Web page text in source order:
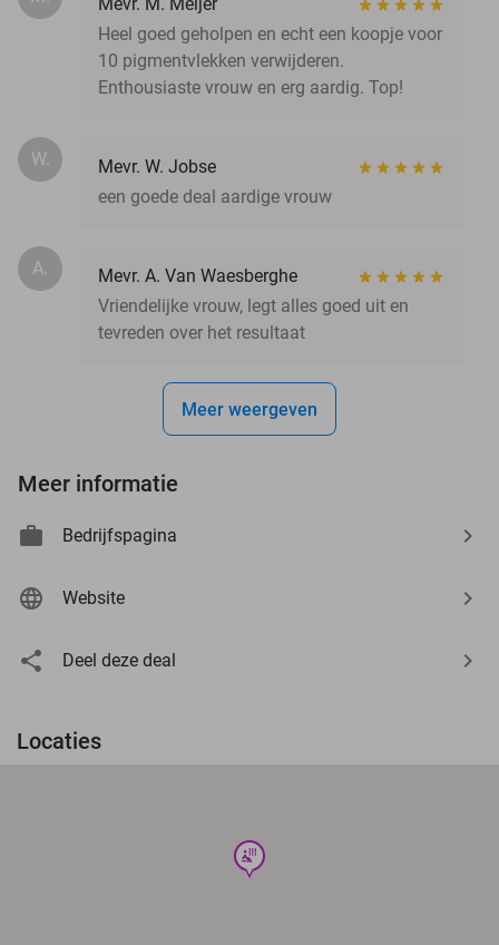
Heel goed geholpen en echt een koopje voor
10 pigmentvlekken verwijderen.
Enthousiaste vrouw en erg aardig. Top!
W.
Mevr. W. Jobse
een goede deal aardige vrouw
A.
Mevr. A. Van Waesberghe
Vriendelijke vrouw, legt alles goed uit en
tevreden over het resultaat
Meer weergeven
Meer informatie
Bedrijfspagina
Website
Deel deze deal
Locaties
wellness